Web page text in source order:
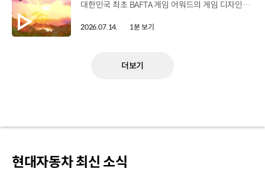
대한민국 최초 BAFTA 게임 어워드의 게임 디자인 부문 수상에 빛나는‘데이브 더 다이버’의 최신 DLC에 포니 픽업이 등장합니다.데이브 더 다이버 - 인 더 정글 속 포니 픽업의 활약을 체험해 보세요. Steam, Nintendo Switch 2 Nintendo Switch, PS5 PS4, Xbox Series X|S, Epic Games Store에서 만나 볼 수 있습니다. #현대자동차 #데이브더다이버 #인더정글 #민트로켓 #게임콜라보 #포니픽업 #포니 유튜브 쇼츠 보기 >
2026.07.14. 1분 보기
더보기
현대자동차 최신 소식